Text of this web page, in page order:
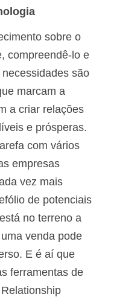
sobre o
compreendê-lo e
são
marcam a
a criar relações
e prósperas.
com vários
empresas
vez mais
de potenciais
no terreno a
venda pode
E é aí que
ferramentas de